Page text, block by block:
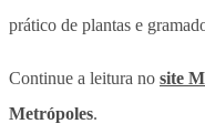
prático de plantas e
Continue a leitura no site
Metrópoles.